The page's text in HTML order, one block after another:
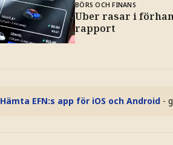
BÖRS OCH FINANS
Uber rasar i
rapport
Hämta EFN:s app för iOS och Android -